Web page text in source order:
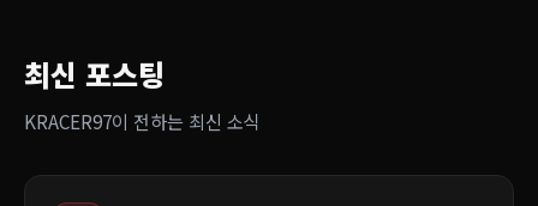
최신 포스팅
KRACER97이 전하는 최신 소식